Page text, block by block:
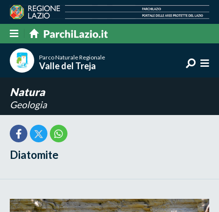
Parco Naturale Regionale
Valle del Treja
Natura
Geologia
Diatomite